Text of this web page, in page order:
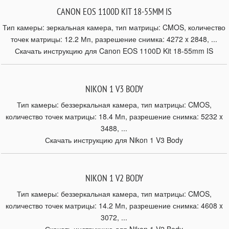
CANON EOS 1100D KIT 18-55MM IS
Тип камеры: зеркальная камера, тип матрицы: CMOS, количество
точек матрицы: 12.2 Мп, разрешение снимка: 4272 x 2848, ...
Скачать инструкцию для Canon EOS 1100D Kit 18-55mm IS
NIKON 1 V3 BODY
Тип камеры: беззеркальная камера, тип матрицы: CMOS,
количество точек матрицы: 18.4 Мп, разрешение снимка: 5232 x
3488, ...
Скачать инструкцию для Nikon 1 V3 Body
NIKON 1 V2 BODY
Тип камеры: беззеркальная камера, тип матрицы: CMOS,
количество точек матрицы: 14.2 Мп, разрешение снимка: 4608 x
3072, ...